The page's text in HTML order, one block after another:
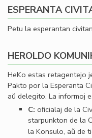
ESPERANTA
Petu la esperantan
HEROLDO
HeKo estas retagentejo
Pakto por la Esperanta
aŭ delegito. La informoj
C: oﬁcialaj de la
starpunkton de la
la Konsulo, aŭ de